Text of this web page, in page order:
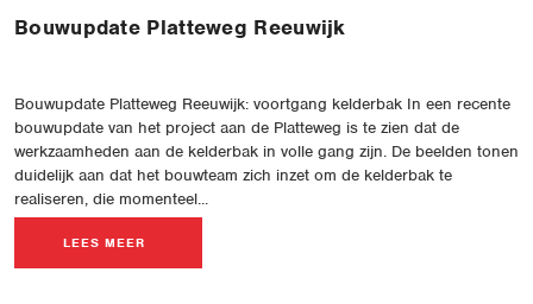
Bouwupdate Platteweg Reeuwijk
Bouwupdate Platteweg Reeuwijk: voortgang kelderbak In een recente
bouwupdate van het project aan de Platteweg is te zien dat de
werkzaamheden aan de kelderbak in volle gang zijn. De beelden tonen
duidelijk aan dat het bouwteam zich inzet om de kelderbak te
realiseren, die momenteel...
LEES MEER